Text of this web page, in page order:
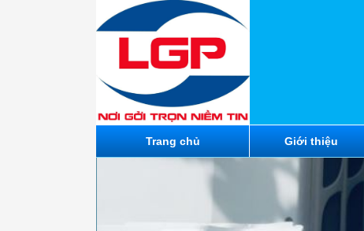
Trang chủ Giới thiệu